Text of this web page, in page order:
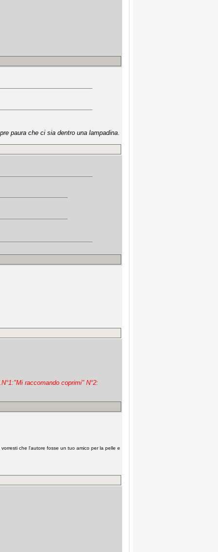
paura che ci sia dentro una lampadina.
raccomando coprimi" N°2:
che l'autore fosse un tuo amico per la pelle e